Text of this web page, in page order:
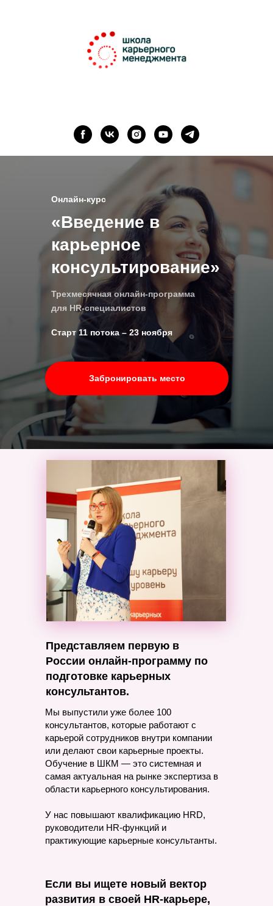
Забронировать место
Старт 11 потока – 23 ноября
«Введение в
карьерное
консультирование»
Онлайн-курс
Трехмесячная онлайн-программа
для HR-специалистов
Мы выпустили уже более 100
консультантов, которые работают с
карьерой сотрудников внутри компании
или делают свои карьерные проекты.
Обучение в ШКМ — это системная и
самая актуальная на рынке экспертиза в
области карьерного консультирования.
У нас повышают квалификацию HRD,
руководители HR-функций и
практикующие карьерные консультанты.
Представляем первую в
России онлайн-программу по
подготовке карьерных
консультантов.
Если вы ищете новый вектор
развития в своей HR-карьере,